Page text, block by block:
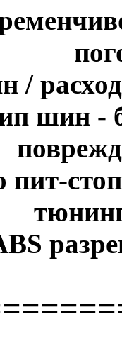
/
шин -
пит-